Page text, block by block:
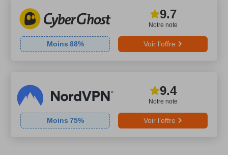
Notre note
9.7
Moins 88% Voir l’offre
Notre note
9.4
Moins 75% Voir l’offre